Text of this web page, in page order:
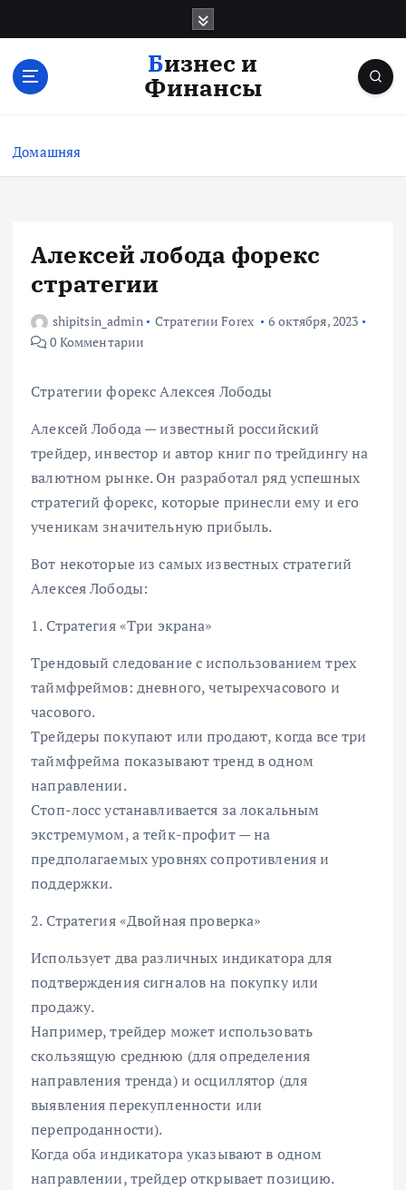
с
Бизнес и
Финансы
Домашняя
Алексей лобода форекс
стратегии
shipitsin_admin Стратегии Forex
6 октября, 2023
0 Комментарии
Стратегии форекс Алексея Лободы
Алексей Лобода — известный российский
трейдер, инвестор и автор книг по трейдингу на
валютном рынке. Он разработал ряд успешных
стратегий форекс, которые принесли ему и его
ученикам значительную прибыль.
Вот некоторые из самых известных стратегий
Алексея Лободы:
1. Стратегия «Три экрана»
Трендовый следование с использованием трех
таймфреймов: дневного, четырехчасового и
часового.
Трейдеры покупают или продают, когда все три
таймфрейма показывают тренд в одном
направлении.
Стоп-лосс устанавливается за локальным
экстремумом, а тейк-профит — на
предполагаемых уровнях сопротивления и
поддержки.
2. Стратегия «Двойная проверка»
Использует два различных индикатора для
подтверждения сигналов на покупку или
продажу.
Например, трейдер может использовать
скользящую среднюю (для определения
направления тренда) и осциллятор (для
выявления перекупленности или
перепроданности).
Когда оба индикатора указывают в одном
направлении, трейдер открывает позицию.